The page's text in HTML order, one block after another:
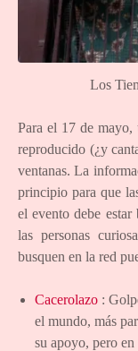
Los
Para el 17 de
reproducido (¿y
ventanas. La
principio para que
el evento debe estar
las personas
busquen en la red
Cacerolazo :
el mundo, más
su apoyo, pero